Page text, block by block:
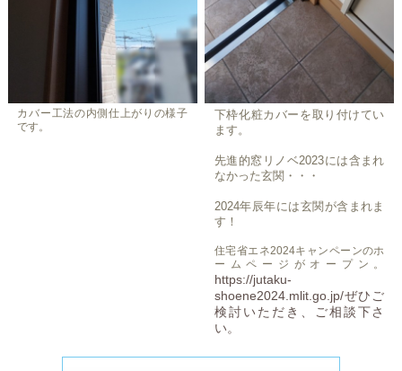
カバー工法の内側仕上がりの様子
です。
下枠化粧カバーを取り付けてい
ます。
先進的窓リノベ2023には含まれ
なかった玄関・・・
2024年辰年には玄関が含まれま
す！
住宅省エネ2024キャンペーンのホ
ームページがオープン。
https://jutaku-
shoene2024.mlit.go.jp/ぜひご
検討いただき、ご相談下さ
い。